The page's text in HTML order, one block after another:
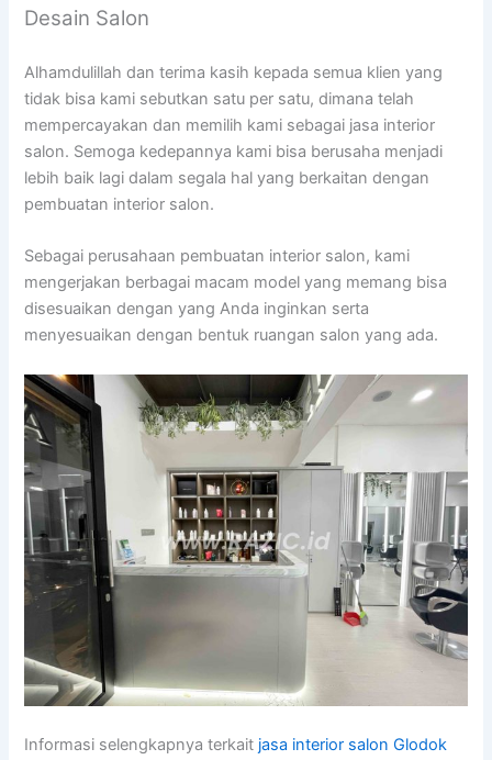
Desain Salon
Alhamdulillah dan terima kasih kepada semua klien yang
tidak bisa kami sebutkan satu per satu, dimana telah
mempercayakan dan memilih kami sebagai jasa interior
salon. Semoga kedepannya kami bisa berusaha menjadi
lebih baik lagi dalam segala hal yang berkaitan dengan
pembuatan interior salon.
Sebagai perusahaan pembuatan interior salon, kami
mengerjakan berbagai macam model yang memang bisa
disesuaikan dengan yang Anda inginkan serta
menyesuaikan dengan bentuk ruangan salon yang ada.
Informasi selengkapnya terkait jasa interior salon Glodok